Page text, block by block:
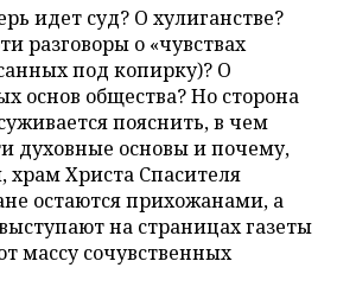
идет суд? О хулиганстве?
разговоры о «чувствах
под копирку)? О
основ общества? Но сторона
пояснить, в чем
духовные основы и почему,
храм Христа Спасителя
остаются прихожанами, а
на страницах газеты
массу сочувственных